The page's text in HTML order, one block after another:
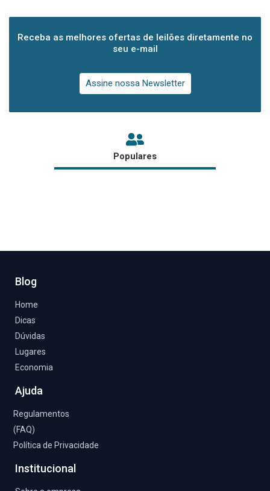
Receba as melhores ofertas de leilões diretamente no
seu e-mail
Assine nossa Newsletter
Populares
Blog
Home
Dicas
Dúvidas
Lugares
Economia
Ajuda
Regulamentos
(FAQ)
Política de Privacidade
Institucional